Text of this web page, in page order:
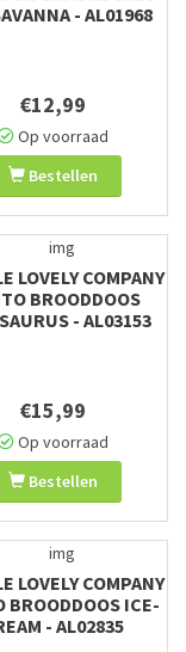
- AL01968
€12,99
Op voorraad
Bestellen
LOVELY COMPANY
BROODDOOS
- AL03153
€15,99
Op voorraad
Bestellen
LOVELY COMPANY
BROODDOOS ICE-
- AL02835